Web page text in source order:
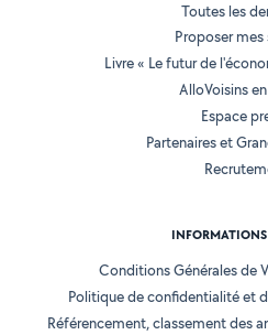
Toutes les
Proposer mes
Livre « Le futur de
AlloVoisins
Espace
Partenaires et
INFORMATIONS
Conditions Générales de
Politique de confidentialité et
Référencement, classement des